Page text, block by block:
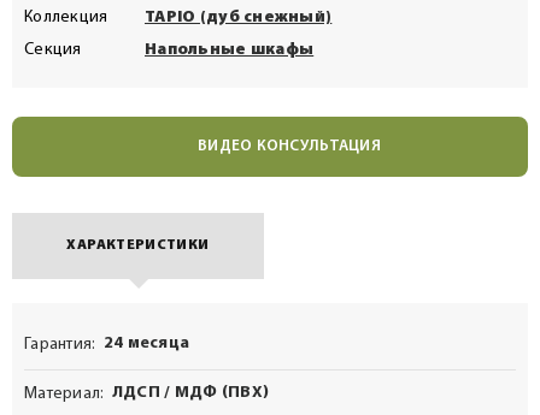
Коллекция
TAPIO (дуб снежный)
Секция
Напольные шкафы
ВИДЕО КОНСУЛЬТАЦИЯ
ХАРАКТЕРИСТИКИ
Гарантия 24 месяца
Материал ЛДСП / МДФ (ПВХ)